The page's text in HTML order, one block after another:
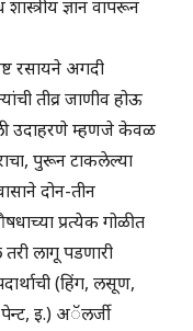
ज्ञान वापरून
रसायने अगदी
तीव्र जाणीव होऊ
उदाहरणे म्हणजे केवळ
पुरून टाकलेल्या
दोन-तीन
प्रत्येक गोळीत
लागू पडणारी
(हिंग, लसूण,
इ.) अॅलर्जी